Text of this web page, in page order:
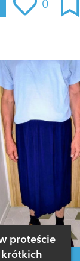
0
proteście
krótkich